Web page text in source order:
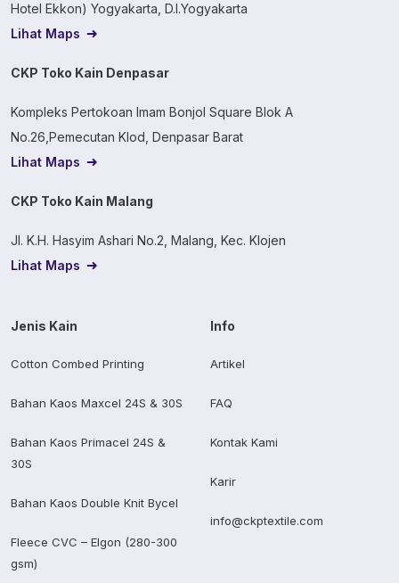
Hotel Ekkon) Yogyakarta, D.I.Yogyakarta
Lihat Maps
CKP Toko Kain Denpasar
Kompleks Pertokoan Imam Bonjol Square Blok A
No.26,Pemecutan Klod, Denpasar Barat
Lihat Maps
CKP Toko Kain Malang
Jl. K.H. Hasyim Ashari No.2, Malang, Kec. Klojen
Lihat Maps
Jenis Kain
Cotton Combed Printing
Bahan Kaos Maxcel 24S & 30S
Bahan Kaos Primacel 24S &
30S
Bahan Kaos Double Knit Bycel
Fleece CVC – Elgon (280-300
gsm)
Info
Artikel
FAQ
Kontak Kami
Karir
info@ckptextile.com